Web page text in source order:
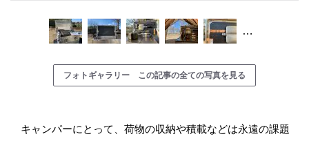
…
フォトギャラリー この記事の全ての写真を見る
キャンパーにとって、荷物の収納や積載などは永遠の課題